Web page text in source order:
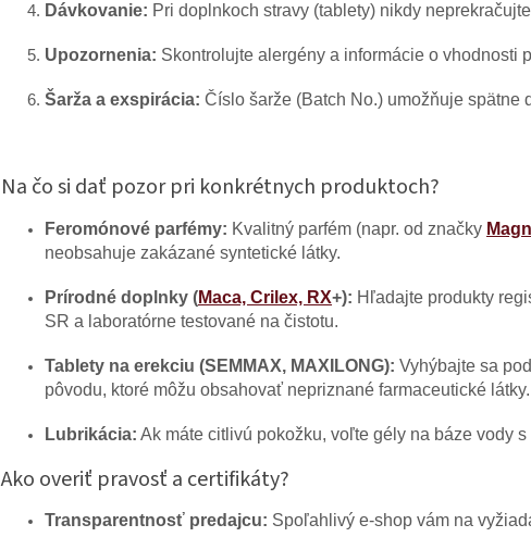
Dávkovanie: Pri doplnkoch stravy (tablety) nikdy
Upozornenia: Skontrolujte alergény a informácie o vhodnosti
Šarža a exspirácia: Číslo šarže (Batch No.) umožňuje spätne
Na čo si dať pozor pri konkrétnych produktoch?
Feromónové parfémy: Kvalitný parfém (napr. od značky
neobsahuje zakázané syntetické látky.
Prírodné doplnky (Maca, Crilex, RX+): Hľadajte produkty
SR a laboratórne testované na čistotu.
Tablety na erekciu (SEMMAX, MAXILONG): Vyhýbajte sa
pôvodu, ktoré môžu obsahovať nepriznané farmaceutické látky.
Lubrikácia: Ak máte citlivú pokožku, voľte gély na báze vody
Ako overiť pravosť a certifikáty?
Transparentnosť predajcu: Spoľahlivý e-shop vám na